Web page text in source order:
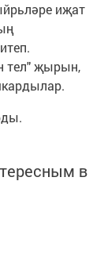
иҗат
тел" җырын,
в